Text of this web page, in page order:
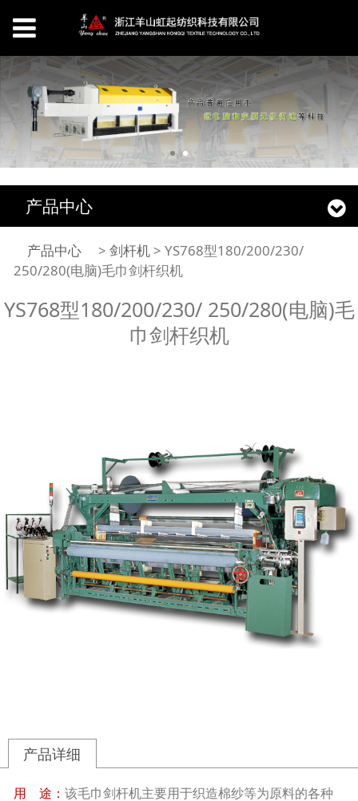
产品中心
YS768型180/200/230/
250/280(电脑)毛巾剑杆
产品中心 > 剑杆机> YS768型180/200/230/
250/280(电脑)毛巾剑杆织机
YS768型180/200/230/ 250/280(电脑)毛
巾剑杆织机
产品详细
用 途： 该毛巾剑杆机主要用于织造棉纱等为原料的各种